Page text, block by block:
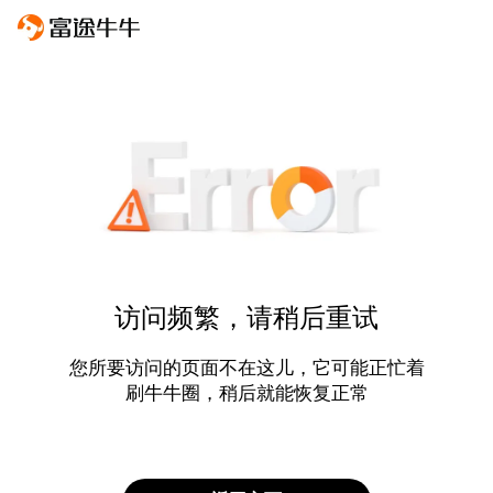
访问频繁，请稍后重试
您所要访问的页面不在这儿，它可能正忙着
刷牛牛圈，稍后就能恢复正常